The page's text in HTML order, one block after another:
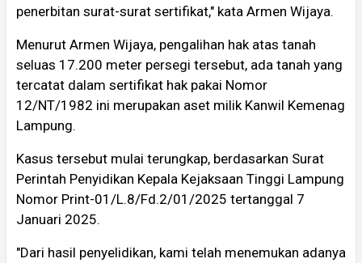
penerbitan surat-surat sertifikat," kata Armen Wijaya.
Menurut Armen Wijaya, pengalihan hak atas tanah
seluas 17.200 meter persegi tersebut, ada tanah yang
tercatat dalam sertifikat hak pakai Nomor
12/NT/1982 ini merupakan aset milik Kanwil Kemenag
Lampung.
Kasus tersebut mulai terungkap, berdasarkan Surat
Perintah Penyidikan Kepala Kejaksaan Tinggi Lampung
Nomor Print-01/L.8/Fd.2/01/2025 tertanggal 7
Januari 2025.
"Dari hasil penyelidikan, kami telah menemukan adanya